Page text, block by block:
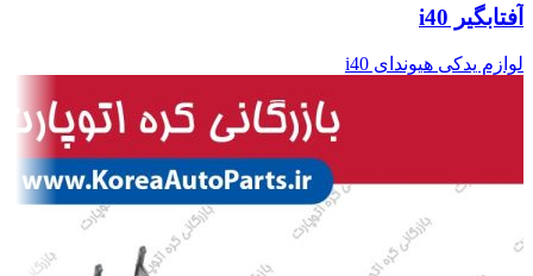
آفتابگیر i40
لوازم یدکی هیوندای i40